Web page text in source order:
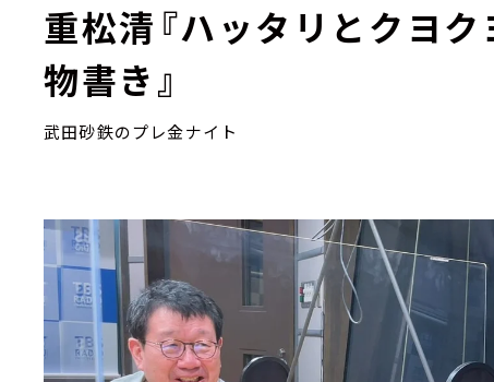
重松清『ハッタリとクヨ
物書き』
武田砂鉄のプレ金ナイト